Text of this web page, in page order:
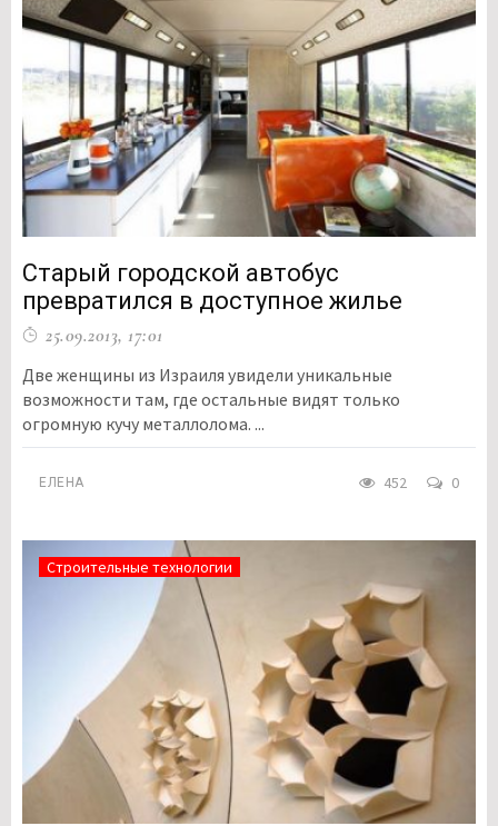
Старый городской автобус
превратился в доступное жилье
25.09.2013, 17:01
Две женщины из Израиля увидели уникальные
возможности там, где остальные видят только
огромную кучу металлолома. ...
ЕЛЕНА 452 0
Строительные технологии